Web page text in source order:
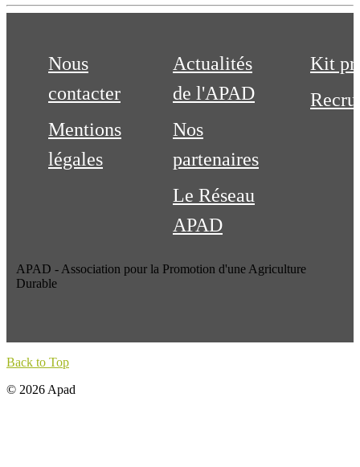
Nous
contacter
Mentions
légales
Actualités
de l'APAD
Nos
partenaires
Le Réseau
APAD
Kit
APAD - Association pour la Promotion d'une Agriculture
Durable
Back to Top
© 2026 Apad